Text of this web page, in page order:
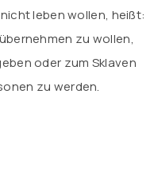
leben wollen, heißt:
zu wollen,
oder zum Sklaven
zu werden.